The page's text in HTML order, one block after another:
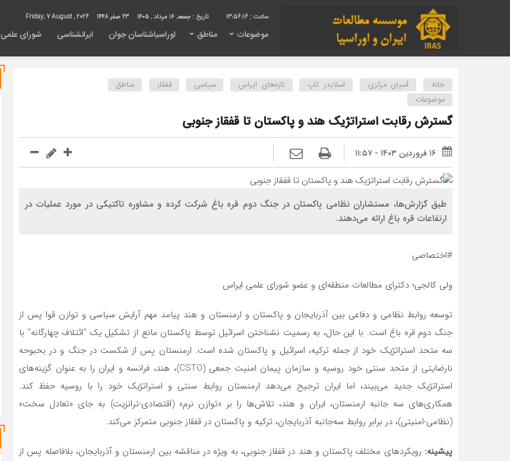
13:56:17 تاریخ : جمعه, ۱۶ مرداد , ۱۴۰۵ 23 صفر 1448
موضوعات مناطق اوراسیاشناسان جوان ایرانشناسی شورای علمی
خانه آسیای مرکزی اسلایدر تاپ تازه‌های ایراس سیاسی قفقاز
مناطق
موضوعات
گسترش رقابت استراتژیک هند و پاکستان تا قفقاز جنوبی
۱۶ فروردین ۱۴۰۳ - ۱۱:۵۷
طبق گزارش‌ها، مستشاران نظامی پاکستان در جنگ دوم قره باغ شرکت کرده و مشاوره تاکتیکی در مورد عملیات در
ارتفاعات قره باغ ارائه‌ می‌دهند.
#اختصاصی
ولی کالجی؛ دکترای مطالعات منطقه‌ای و عضو شورای علمی ایراس
توسعه روابط نظامی و دفاعی بین آذربایجان و پاکستان و ارمنستان و هند پیامد مهم آرایش سیاسی و توازن قوا پس از
جنگ دوم قره باغ است. با این حال، به رسمیت نشناختن اسرائیل توسط پاکستان مانع از تشکیل یک “ائتلاف چهارگانه” با
سه متحد استراتژیک خود از جمله ترکیه، اسرائیل و پاکستان شده است. ارمنستان پس از شکست در جنگ و در بحبوحه
نارضایتی از متحد سنتی خود روسیه و سازمان پیمان امنیت جمعی (CSTO)، هند، فرانسه و ایران را به عنوان گزینه‌های
استراتژیک جدید‌ می‌بیند، اما ایران ترجیح‌ می‌دهد ارمنستان روابط سنتی و استراتژیک خود را با روسیه حفظ کند.
همکاری‌های سه جانبه ارمنستان، ایران و هند، تلاش‌ها را بر «توازن نرم» (اقتصادی-ترانزیت) به جای «تعادل سخت»
(نظامی-امنیتی)، در برابر روابط سه‌جانبه آذربایجان، ترکیه و پاکستان در قفقاز جنوبی متمرکز می‌کند.
پیشینه: رویکردهای مختلف پاکستان و هند در قفقاز جنوبی، به ویژه در مناقشه بین ارمنستان و آذربایجان، بلافاصله پس از